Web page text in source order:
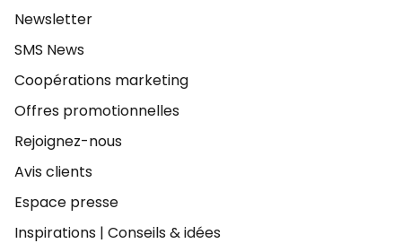
Newsletter
SMS News
Coopérations marketing
Offres promotionnelles
Rejoignez-nous
Avis clients
Espace presse
Inspirations | Conseils & idées